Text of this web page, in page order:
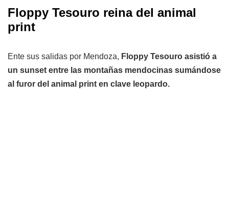
Floppy Tesouro reina del animal
print
Ente sus salidas por Mendoza, Floppy Tesouro asistió a
un sunset entre las montañas mendocinas sumándose
al furor del animal print en clave leopardo.